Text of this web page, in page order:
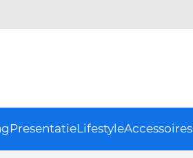
PresentatieLifestyleAccessoires